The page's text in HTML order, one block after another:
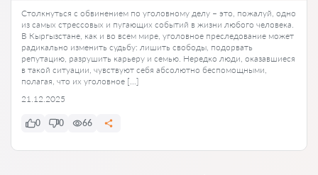
Столкнуться с обвинением по уголовному делу – это, пожалуй, одно
из самых стрессовых и пугающих событий в жизни любого человека.
В Кыргызстане, как и во всем мире, уголовное преследование может
радикально изменить судьбу: лишить свободы, подорвать
репутацию, разрушить карьеру и семью. Нередко люди, оказавшиеся
в такой ситуации, чувствуют себя абсолютно беспомощными,
полагая, что их уголовное […]
21.12.2025
0 0 66